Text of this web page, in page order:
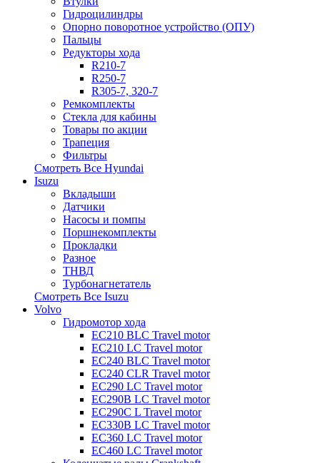
Гидроцилиндры
Опорно поворотное устройство (ОПУ)
Пальцы
Редукторы хода
R210-7
R250-7
R305-7, 320-7
Ремкомплекты
Стекла для кабины
Товары по акции
Трапеция
Фильтры
Смотреть Все Hyundai
Isuzu
Вкладыши
Датчики
Насосы и помпы
Поршнекомплекты
Прокладки
Разное
ТНВД
Турбонагнетатель
Смотреть Все Isuzu
Volvo
Гидромотор хода
EC210 BLC Travel motor
EC210 LC Travel motor
EC240 BLC Travel motor
EC240 CLR Travel motor
EC290 LC Travel motor
EC290B LC Travel motor
EC290C L Travel motor
EC330B LC Travel motor
EC360 LC Travel motor
EC460 LC Travel motor